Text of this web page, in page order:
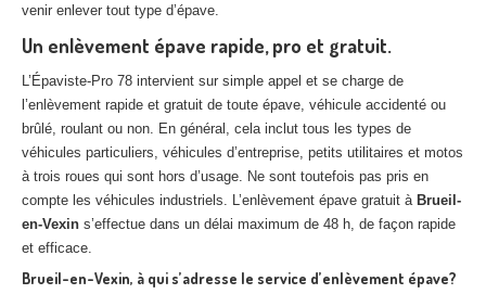
venir enlever tout type d’épave.
Un enlèvement épave rapide, pro et gratuit.
L’Épaviste-Pro 78 intervient sur simple appel et se charge de
l’enlèvement rapide et gratuit de toute épave, véhicule accidenté ou
brûlé, roulant ou non. En général, cela inclut tous les types de
véhicules particuliers, véhicules d’entreprise, petits utilitaires et motos
à trois roues qui sont hors d’usage. Ne sont toutefois pas pris en
compte les véhicules industriels. L’enlèvement épave gratuit à Brueil-
en-Vexin s’effectue dans un délai maximum de 48 h, de façon rapide
et efficace.
Brueil-en-Vexin, à qui s’adresse le service d’enlèvement épave?